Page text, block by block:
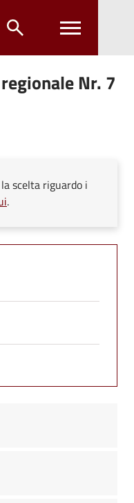
Nr. 7
scelta riguardo i
.